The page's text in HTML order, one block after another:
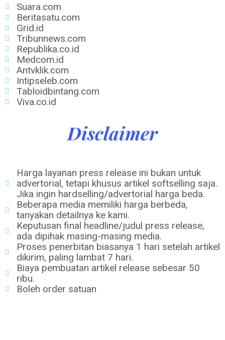
Suara.com
Beritasatu.com
Grid.id
Tribunnews.com
Republika.co.id
Medcom.id
Antvklik.com
Intipseleb.com
Tabloidbintang.com
Viva.co.id
Disclaimer
Harga layanan press release ini bukan untuk
advertorial, tetapi khusus artikel softselling saja.
Jika ingin hardselling/advertorial harga beda.
Beberapa media memiliki harga berbeda,
tanyakan detailnya ke kami.
Keputusan final headline/judul press release,
ada dipihak masing-masing media.
Proses penerbitan biasanya 1 hari setelah artikel
dikirim, paling lambat 7 hari.
Biaya pembuatan artikel release sebesar 50
ribu.
Boleh order satuan